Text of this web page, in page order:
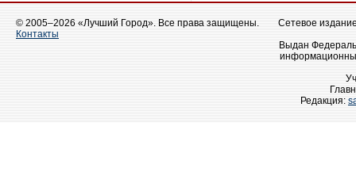
© 2005–2026 «Лучший Город». Все права защищены.
Контакты
Сетевое
Выдан
Редакция: